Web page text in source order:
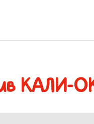
КАЛИ-